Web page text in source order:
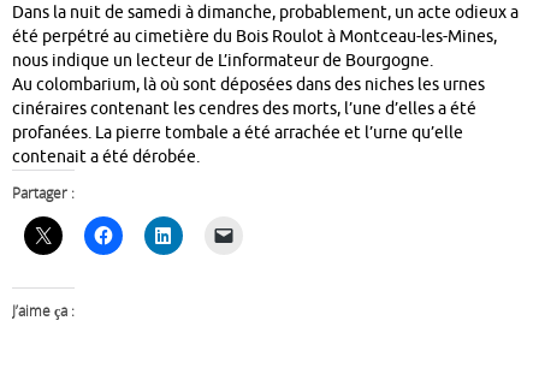
Dans la nuit de samedi à dimanche, probablement, un acte odieux a
été perpétré au cimetière du Bois Roulot à Montceau-les-Mines,
nous indique un lecteur de L’informateur de Bourgogne.
Au colombarium, là où sont déposées dans des niches les urnes
cinéraires contenant les cendres des morts, l’une d’elles a été
profanées. La pierre tombale a été arrachée et l’urne qu’elle
contenait a été dérobée.
Partager :
J’aime ça :